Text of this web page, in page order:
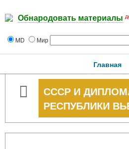
Обнародовать материалы
MD Мир
Главная
СССР И
РЕСПУБЛИКИ